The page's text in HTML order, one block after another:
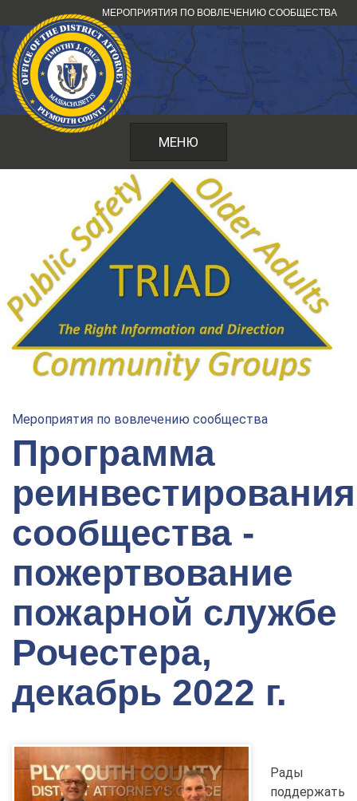
к
содержанию
МЕРОПРИЯТИЯ ПО ВОВЛЕЧЕНИЮ СООБЩЕСТВА
МЕНЮ
Мероприятия по вовлечению сообщества
Программа
реинвестирования
сообщества -
пожертвование
пожарной службе
Рочестера,
декабрь 2022 г.
Рады
поддержать